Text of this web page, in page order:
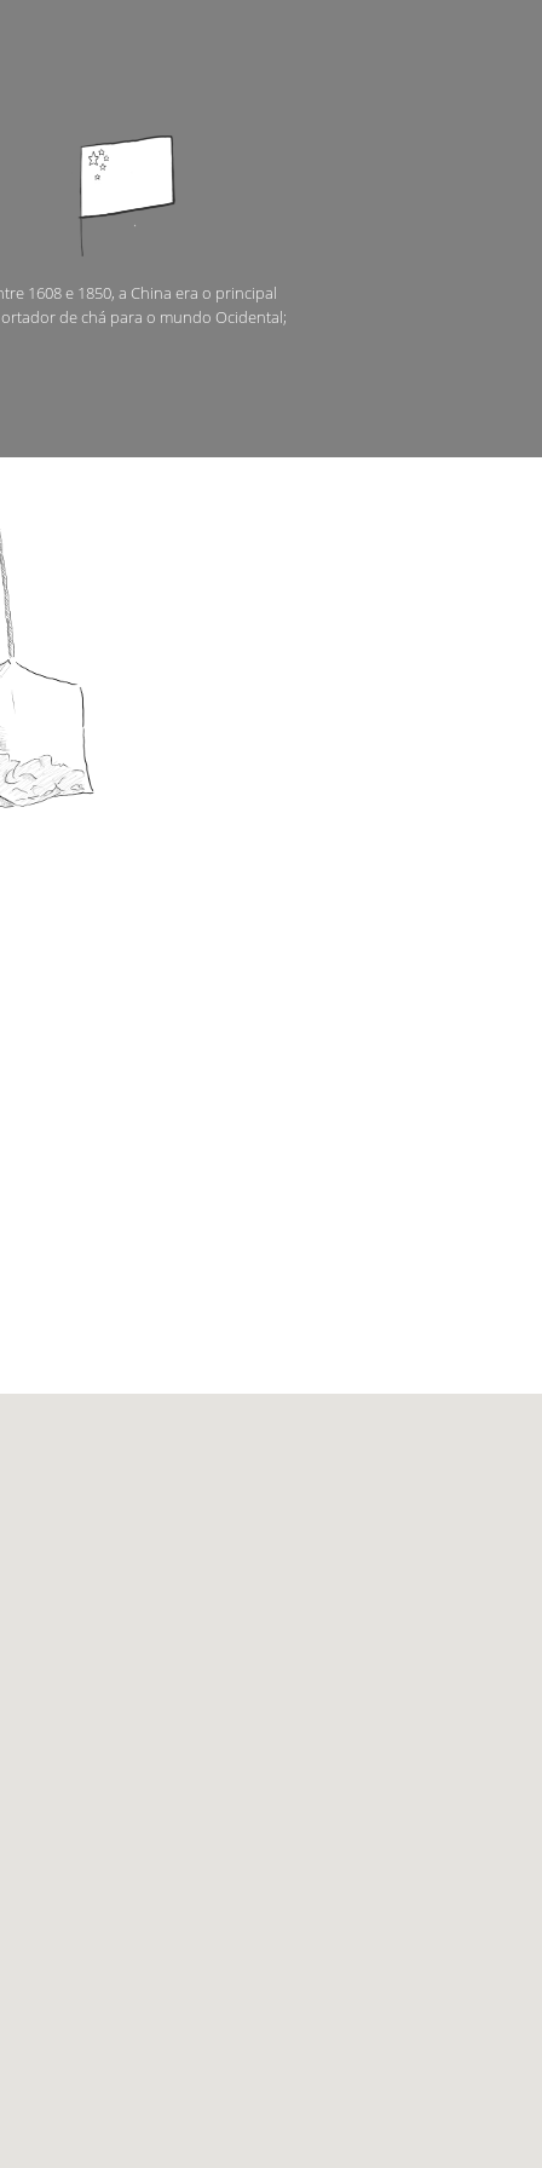
1608 e 1850, a China era o principal
de chá para o mundo Ocidental;